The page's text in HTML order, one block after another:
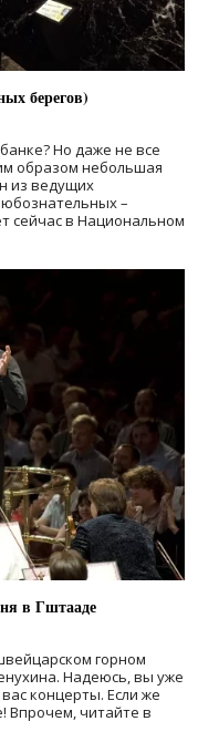
берегов)
Но даже не все
образом небольшая
из ведущих
–
сейчас в Национальном
в Гштааде
горном
Надеюсь, вы уже
концерты. Если же
Впрочем, читайте в